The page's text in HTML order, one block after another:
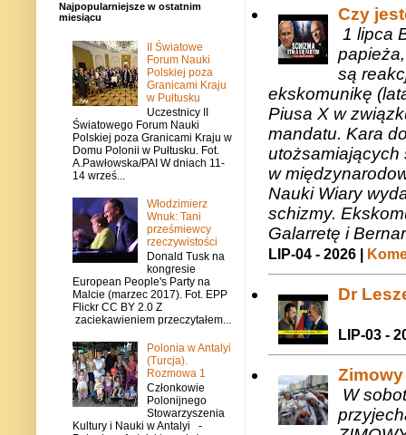
Czy
1 lipca
są
ekskomunikę
Piusa X w
mandatu. Kara
utożsamiających
w
Nauki Wiary
schizmy.
Galarretę i
LIP-04 - 2026 |
Dr
LIP-03 -
W
Najpopularniejsze w ostatnim
miesiącu
II Światowe
Forum Nauki
Polskiej poza
Granicami Kraju
w Pułtusku
Uczestnicy II
Światowego Forum Nauki
Polskiej poza Granicami Kraju w
Domu Polonii w Pułtusku. Fot.
A.Pawłowska/PAI W dniach 11-
14 wrześ...
Włodzimierz
Wnuk: Tani
prześmiewcy
rzeczywistości
Donald Tusk na
kongresie
European People's Party na
Malcie (marzec 2017). Fot. EPP
Flickr CC BY 2.0 Z
zaciekawieniem przeczytałem...
Polonia w Antalyi
(Turcja).
Rozmowa 1
Członkowie
Polonijnego
Stowarzyszenia
Kultury i Nauki w Antalyi -